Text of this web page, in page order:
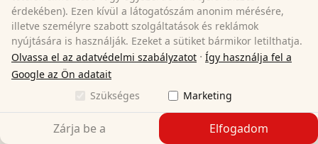
érdekében). Ezen kívül a látogatószám anonim mérésére,
illetve személyre szabott szolgáltatások és reklámok
nyújtására is használják. Ezeket a sütiket bármikor letilthatja.
Olvassa el az adatvédelmi szabályzatot · Így használja fel a
Google az Ön adatait
Szükséges
Marketing
Zárja be a Elfogadom